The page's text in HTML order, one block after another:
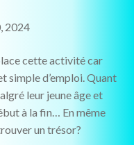
2024
cette activité car
simple d’emploi. Quant
leur jeune âge et
à la fin… En même
un trésor?